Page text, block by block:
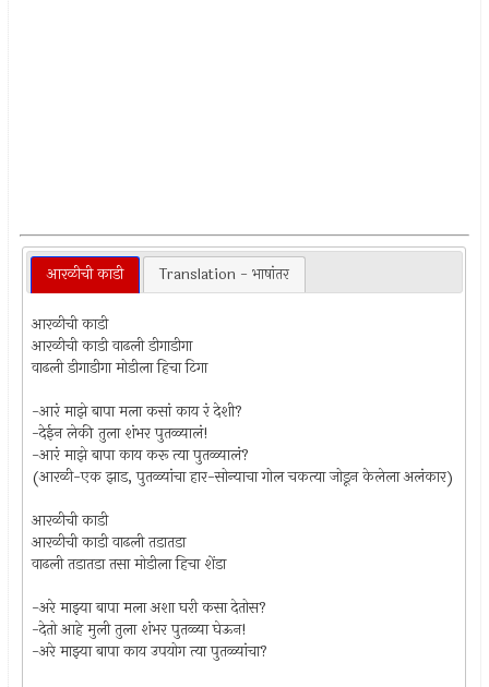
आरळीची काडी Translation - भाषांतर
आरळीची काडी
आरळीची काडी वाढली डीगाडीगा
वाढली डीगाडीगा मोडीला हिचा टिगा
-आरं माझे बापा मला कसां काय रं देशी?
-देईन लेकी तुला शंभर पुतळ्यालं!
-आरं माझे बापा काय करू त्या पुतळ्यालं?
(आरळी-एक झाड, पुतळ्यांचा हार-सोन्याचा गोल चकत्या जोडून केलेला अलंकार)
आरळीची काडी
आरळीची काडी वाढली तडातडा
वाढली तडातडा तसा मोडीला हिचा शेंडा
-अरे माझ्या बापा मला अशा घरी कसा देतोस?
-देतो आहे मुली तुला शंभर पुतळ्या घेऊन!
-अरे माझ्या बापा काय उपयोग त्या पुतळ्यांचा?